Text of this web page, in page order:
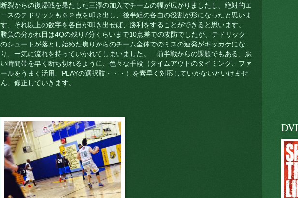
断裂からの復帰戦を果たした三澤の加入でチームの幅が広がりましたし、絶対的エ
ースのテドリックも６２点を叩き出し、後半組の各自の役割が形になったと思いま
す、それ以上の数字を各自が叩き出せば、勝利をすることができると思います。
勝負の分かれ目は4Qの残り7分くらいまで10点差での攻防でしたが、テドリック
のシュートが落とし始めた焦りからのチーム全体でのミスの連発がキッカケにな
り、一気に流れを持っていかれてしまいました。 前半戦からの課題でもある、悪
い時間帯を早く断ち切れるように、色々な手段（タイムアウトのタイミング、ファ
ールをうまく活用、PLAYの選択肢・・・）を素早く対応していかないといけませ
ん、修正していきます。